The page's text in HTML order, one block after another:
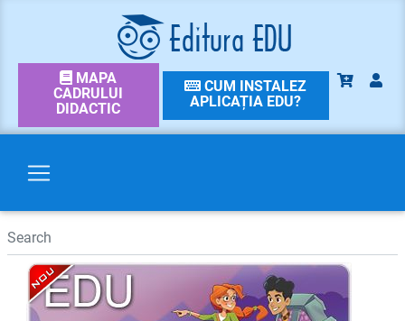
MAPA
CADRULUI
DIDACTIC
CUM INSTALEZ
APLICAȚIA EDU?